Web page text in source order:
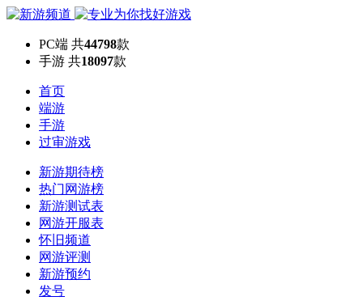
PC端 共44798款
手游 共18097款
首页
端游
手游
过审游戏
新游期待榜
热门网游榜
新游测试表
网游开服表
怀旧频道
网游评测
新游预约
发号